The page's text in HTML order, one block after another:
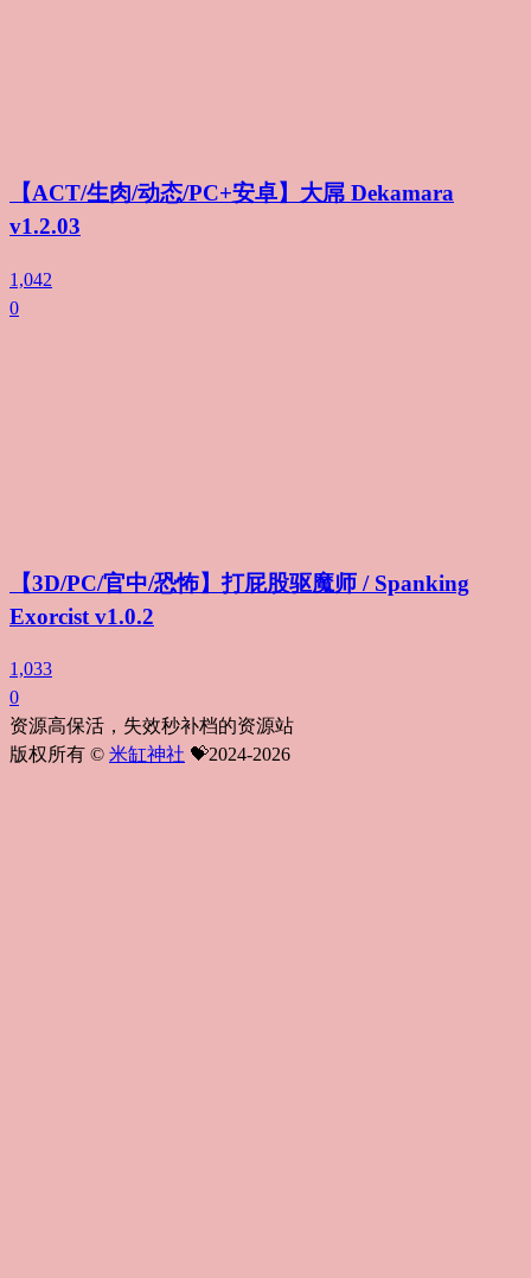
【ACT/生肉/动态/PC+安卓】大屌 Dekamara
v1.2.03
1,042
0
【3D/PC/官中/恐怖】打屁股驱魔师 / Spanking
Exorcist v1.0.2
1,033
0
资源高保活，失效秒补档的资源站
版权所有 © 米缸神社 💝2024-2026